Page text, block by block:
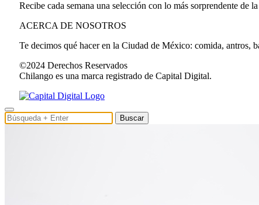
Recibe cada semana una selección con lo más sorprendente de
ACERCA DE NOSOTROS
Te decimos qué hacer en la Ciudad de México: comida, antros,
©2024 Derechos Reservados
Chilango es una marca registrado de Capital Digital.
Buscar